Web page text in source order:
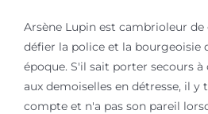
Arsène Lupin est cambrioleur de
défier la police et la bourgeoisie
époque. S'il sait porter secours à
aux demoiselles en détresse, il
compte et n'a pas son pareil